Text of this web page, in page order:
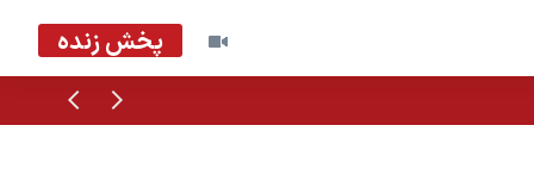
پخش زنده
قبلی